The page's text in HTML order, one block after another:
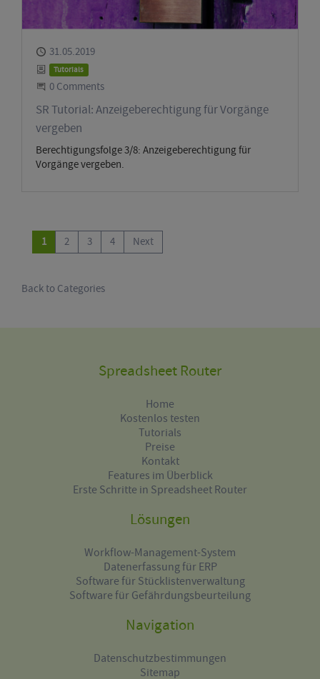
Published
31.05.2019
Category
Tutorials
Start the Conversation
0 Comments
SR Tutorial: Anzeigeberechtigung für Vorgänge
vergeben
Berechtigungsfolge 3/8: Anzeigeberechtigung für
Vorgänge vergeben.
1 2 3 4 Next
Back to Categories
Spreadsheet Router
Home
Kostenlos testen
Tutorials
Preise
Kontakt
Features im Überblick
Erste Schritte in Spreadsheet Router
Lösungen
Workflow-Management-System
Datenerfassung für ERP
Software für Stücklistenverwaltung
Software für Gefährdungsbeurteilung
Navigation
Datenschutzbestimmungen
Sitemap